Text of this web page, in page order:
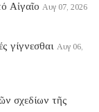
Αἰγαῖο Αυγ 07, 2026
γίγνεσθαι Αυγ 06,
σχεδίων τῆς